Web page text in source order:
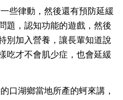
些律動，然後還有預防延緩
題，認知功能的遊戲，然後
別加入營養，讓長輩知道說
吃才不會肌少症，也會延緩
口湖鄉當地所產的蚵來講，